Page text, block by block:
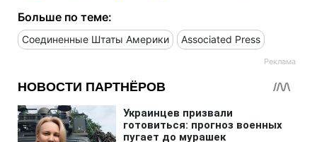
Больше по теме:
Соединенные Штаты Америки Associated Press